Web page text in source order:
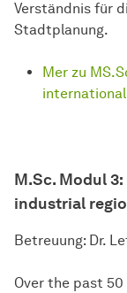
Verständnis für
Stadtplanung.
Mer zu
M.Sc. Modul
industrial
Betreuung: Dr.
Over the past